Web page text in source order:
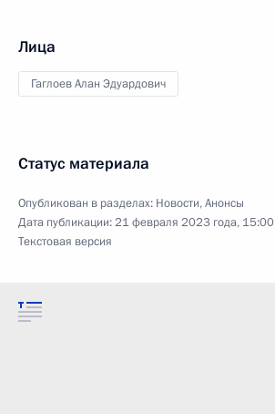
Лица
Гаглоев Алан Эдуардович
Статус материала
Опубликован в разделах: Новости,Анонсы
Дата публикации:21 февраля 2023 года, 15:00
Текстовая версия